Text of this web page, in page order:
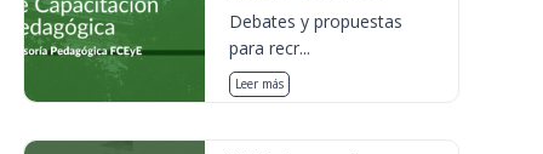
Debates y propuestas
para recr...
Leer más